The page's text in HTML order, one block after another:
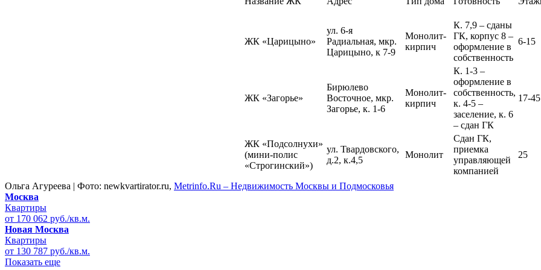
ЖК «Царицыно»
ул. 6-я
Радиальная, мкр.
Царицыно, к 7-9
Монолит-
кирпич
К. 7,9 – сданы
ГК, корпус 8 –
оформление в
собственность
6-15
ЖК «Загорье»
Бирюлево
Восточное, мкр.
Загорье, к. 1-6
Монолит-
кирпич
К. 1-3 –
оформление в
собственность,
к. 4-5 –
заселение, к. 6
– сдан ГК
17-45
ЖК «Подсолнухи»
(мини-полис
«Строгинский»)
ул. Твардовского,
д.2, к.4,5
Монолит
Сдан ГК,
приемка
управляющей
компанией
25
Ольга Агуреева | Фото: newkvartirator.ru, Metrinfo.Ru – Недвижимость Москвы и Подмосковья
Москва
Квартиры
от 170 062 руб./кв.м.
Новая Москва
Квартиры
от 130 787 руб./кв.м.
Показать еще